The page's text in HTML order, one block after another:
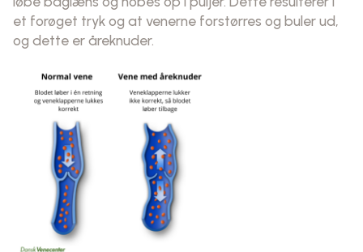
et forøget tryk og at venerne forstørres og buler ud,
og dette er åreknuder.